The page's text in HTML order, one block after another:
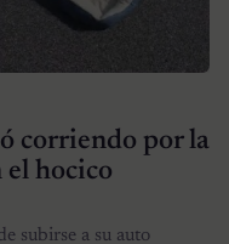
corriendo por la
el hocico
subirse a su auto